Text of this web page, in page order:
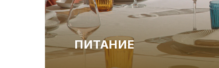
ПИТАНИЕ